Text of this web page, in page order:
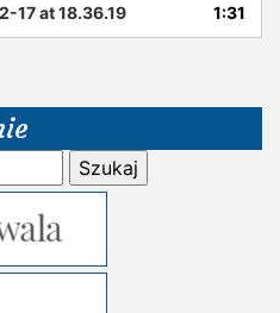
17 at 18.36.19 1:31